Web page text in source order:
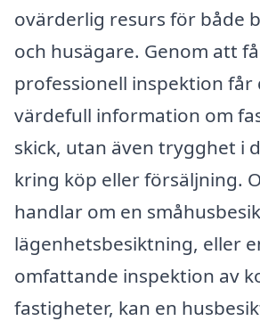
ovärderlig resurs för både
och husägare. Genom att
professionell inspektion får
värdefull information om
skick, utan även trygghet i
kring köp eller försäljning.
handlar om en
lägenhetsbesiktning, eller
omfattande inspektion av
fastigheter, kan en